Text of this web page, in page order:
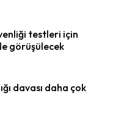
testleri için
görüşülecek
davası daha çok